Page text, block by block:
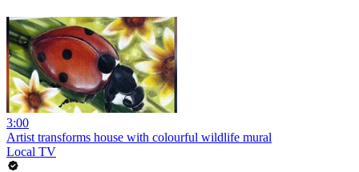
3:00
Artist transforms house with colourful wildlife mural
Local TV